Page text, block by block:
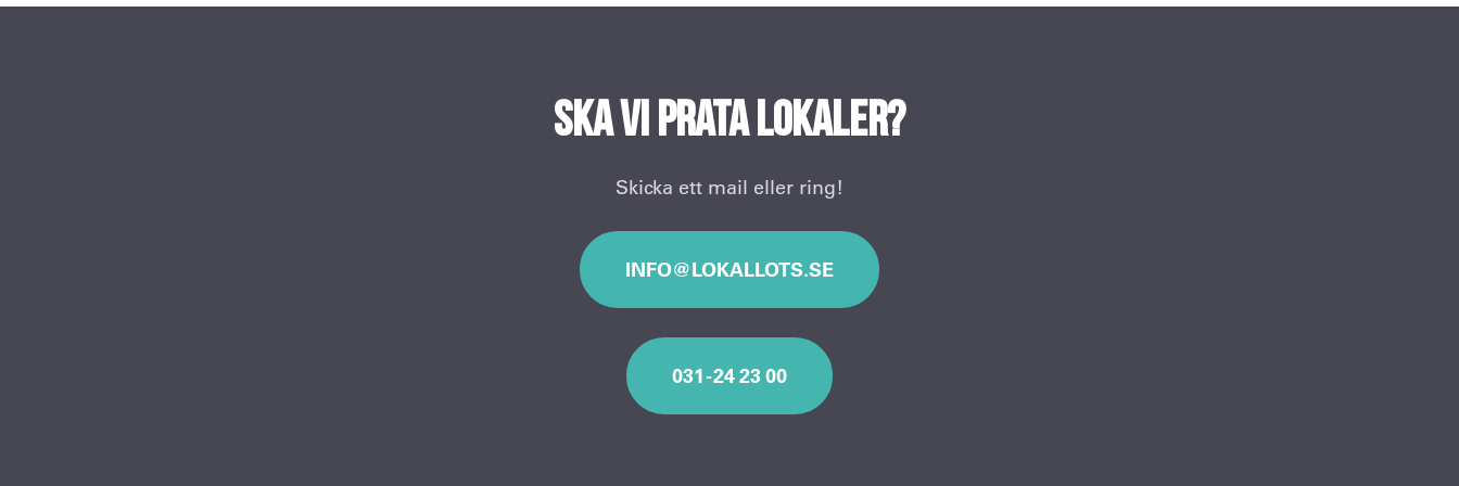
Ska vi prata lokaler?
Skicka ett mail eller ring!
INFO@LOKALLOTS.SE
031 - 24 23 00